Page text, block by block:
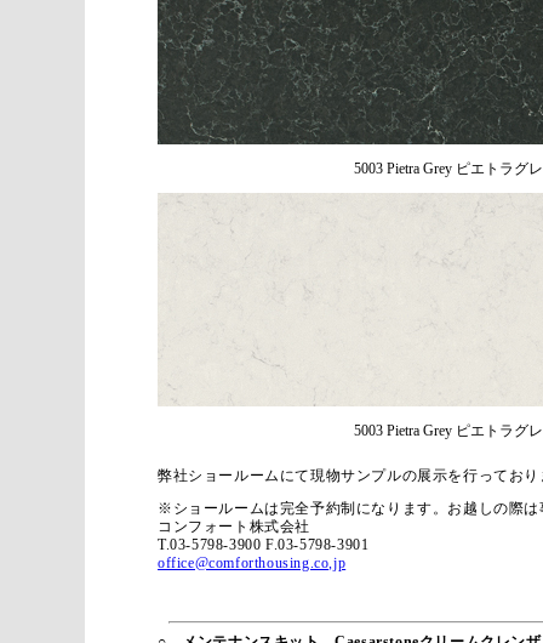
5003 Pietra Grey ピエトラグ
5003 Pietra Grey ピエトラグ
弊社ショールームにて現物サンプルの展示を行ってお
※ショールームは完全予約制になります。お越しの際
コンフォート株式会社
T.03-5798-3900 F.03-5798-3901
office@comforthousing.co,jp